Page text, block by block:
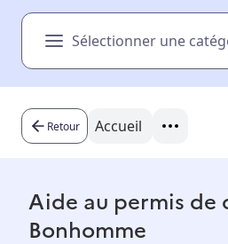
Présentation vidéo
Besoin d'aide ?
Sélectionner une
Retour Accueil
Aide au permis de
Bonhomme